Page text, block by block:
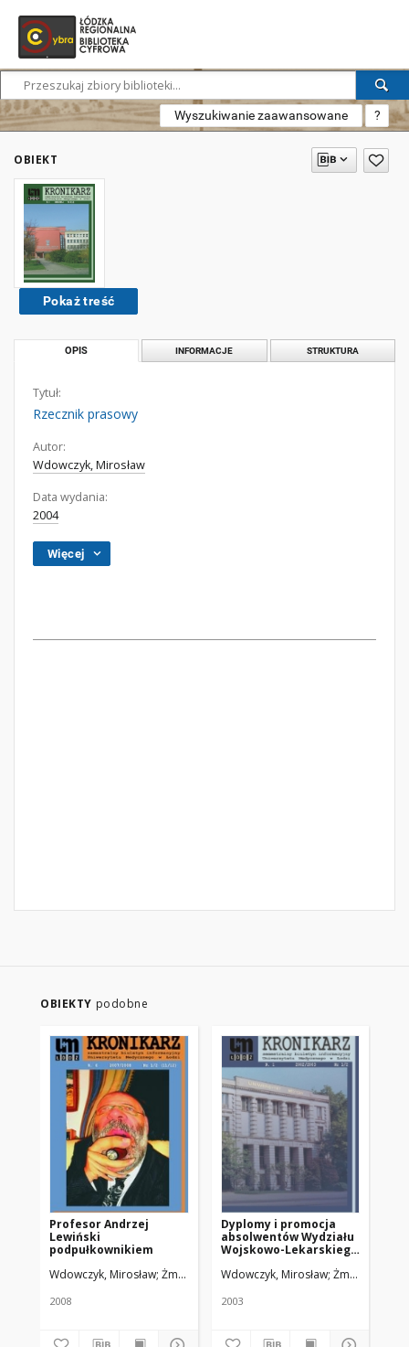
Wyszukiwanie zaawansowane ?
OBIEKT
Pokaż treść
OPIS INFORMACJE STRUKTURA
Tytuł:
Rzecznik prasowy
Autor:
Wdowczyk, Mirosław
Data wydania:
2004
Więcej
OBIEKTY podobne
Profesor Andrzej
Lewiński
podpułkownikiem
Wdowczyk, Mirosław Żmuda, Ryszard. Red. nacz.
2008
Dyplomy i promocja
absolwentów Wydziału
Wojskowo-Lekarskiego
Medycznego w Łodzi
Wdowczyk, Mirosław Żmuda,
2003